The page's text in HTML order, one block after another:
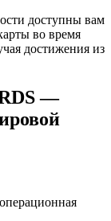
доступны вам
во время
достижения из
—